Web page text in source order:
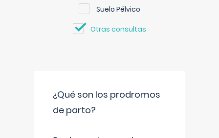
Suelo Pélvico
Otras consultas
¿Qué son los prodromos
de parto?